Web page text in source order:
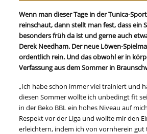
Wenn man dieser Tage in der Tunica-
reinschaut, dann stellt man fest, dass ein
besonders früh da ist und gerne auch
Derek Needham. Der neue Löwen-
ordentlich rein. Und das obwohl er in
Verfassung aus dem Sommer in
„Ich habe schon immer viel trainiert und
diesen Sommer wollte ich unbedingt fit
in der Beko BBL ein hohes Niveau auf
Respekt vor der Liga und wollte mir den
erleichtern, indem ich von vornherein